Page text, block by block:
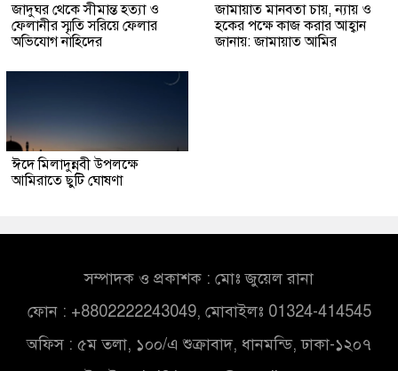
জাদুঘর থেকে সীমান্ত হত্যা ও
ফেলানীর স্মৃতি সরিয়ে ফেলার
অভিযোগ নাহিদের
জামায়াত মানবতা চায়, ন্যায় ও
হকের পক্ষে কাজ করার আহ্বান
জানায়: জামায়াত আমির
ঈদে মিলাদুন্নবী উপলক্ষে
আমিরাতে ছুটি ঘোষণা
সম্পাদক ও প্রকাশক : মোঃ জুয়েল রানা
ফোন : +8802222243049, মোবাইলঃ 01324-414545
অফিস : ৫ম তলা, ১০০/এ শুক্রাবাদ, ধানমন্ডি, ঢাকা-১২০৭